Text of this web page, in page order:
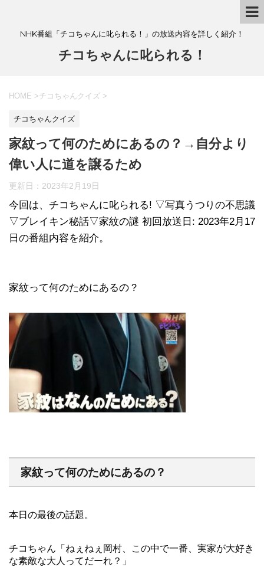
NHK番組「チコちゃんに叱られる！」の放送内容を詳しく紹介！
チコちゃんに叱られる！
HOME >チコちゃんクイズ >
チコちゃんクイズ
家紋って何のためにあるの？→自分より
偉い人に道を譲るため
更新日： 2023年2月19日
今回は、チコちゃんに叱られる! ▽写真うつりの不思議
▽ブレイキン秘話▽家紋の謎 初回放送日: 2023年2月17
日の番組内容を紹介。
家紋って何のためにあるの？
家紋って何のためにあるの？
本日の最後の話題。
チコちゃん「ねぇねぇ岡村、この中で一番、実家が大好き
な素敵な大人ってだーれ？」